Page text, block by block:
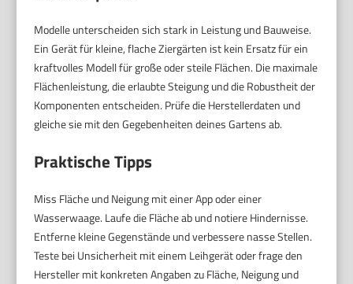
Modelle unterscheiden sich stark in Leistung und Bauweise.
Ein Gerät für kleine, flache Ziergärten ist kein Ersatz für ein
kraftvolles Modell für große oder steile Flächen. Die maximale
Flächenleistung, die erlaubte Steigung und die Robustheit der
Komponenten entscheiden. Prüfe die Herstellerdaten und
gleiche sie mit den Gegebenheiten deines Gartens ab.
Praktische Tipps
Miss Fläche und Neigung mit einer App oder einer
Wasserwaage. Laufe die Fläche ab und notiere Hindernisse.
Entferne kleine Gegenstände und verbessere nasse Stellen.
Teste bei Unsicherheit mit einem Leihgerät oder frage den
Hersteller mit konkreten Angaben zu Fläche, Neigung und